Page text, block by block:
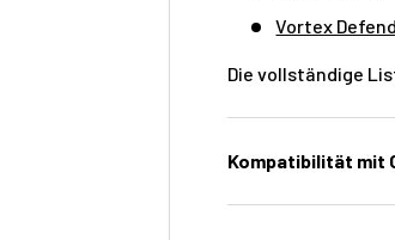
Vortex
Die vollständige
Kompatibilität mit